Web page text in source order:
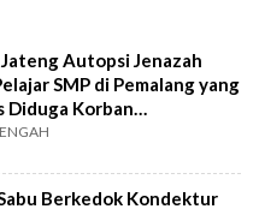
Autopsi Jenazah
SMP di Pemalang yang
Diduga Korban
Berkedok Kondektur